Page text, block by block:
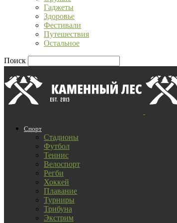
Гаджеты
Здоровье
Фестивали
Путешествия
Остальное
Поиск
Спорт
Стадионы
Футбол
Теннис
Велоспорт
Регби
Хоккей
Плавание
Турниры
Трибуна
Экстрим